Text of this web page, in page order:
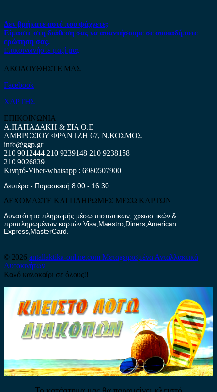
Δεν βρήκατε αυτό που ψάχνετε;
Είμαστε στη διάθεση σας να απαντήσουμε σε οποιαδήποτε
ερώτηση σας.
Επικοινωνήστε μαζί μας
ΑΚΟΛΟΥΘΗΣΤΕ ΜΑΣ
Facebook
ΧΑΡΤΗΣ
ΕΠΙΚΟΙΝΩΝΙΑ
Α.ΠΑΠΑΔΑΚΗ & ΣΙΑ Ο.Ε
ΑΜΒΡΟΣΙΟΥ ΦΡΑΝΤΖΗ 67, Ν.ΚΟΣΜΟΣ
info@ggp.gr
210 9012444 210 9239148 210 9238158
210 9026839
Κινητό-Viber-whatsapp : 6980507900
Δευτέρα - Παρασκευή 8:00 - 16:30
ΔΕΧΟΜΑΣΤΕ ΚΑΙ ΠΛΗΡΩΜΕΣ ΜΕΣΩ ΚΑΡΤΩΝ
Δυνατότητα πληρωμής μέσω πιστωτικών, χρεωστικών &
προπληρωμένων καρτών Visa,Maestro,Diners,American
Express,MasterCard.
© 2026 antallaktika-online.com Μεταχειρισμένα Ανταλλακτικά
Αυτοκινήτων
Καλό καλοκαίρι σε όλους!!